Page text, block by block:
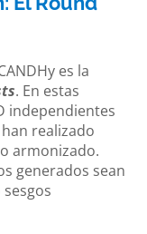
es la
. En estas
independientes
realizado
armonizado.
generados sean